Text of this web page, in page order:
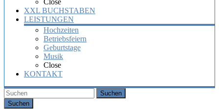
Close
XXL BUCHSTABEN
LEISTUNGEN
Hochzeiten
Betriebsfeiern
Geburtstage
Musik
Close
KONTAKT
Suchen